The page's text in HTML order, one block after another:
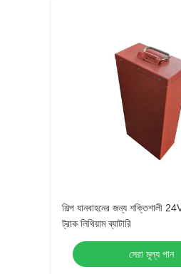
শিল্প যানবাহনের জন্য শক্তিশালী
ট্রাক লিথিয়াম ব্যাটারি
সেরা মূল্য পান